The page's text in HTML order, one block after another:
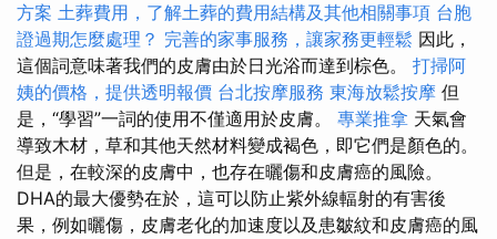
方案 土葬費用，了解土葬的費用結構及其他相關事項 台胞
證過期怎麼處理？ 完善的家事服務，讓家務更輕鬆 因此，
這個詞意味著我們的皮膚由於日光浴而達到棕色。 打掃阿
姨的價格，提供透明報價 台北按摩服務 東海放鬆按摩 但
是，“學習”一詞的使用不僅適用於皮膚。 專業推拿 天氣會
導致木材，草和其他天然材料變成褐色，即它們是顏色的。
但是，在較深的皮膚中，也存在曬傷和皮膚癌的風險。
DHA的最大優勢在於，這可以防止紫外線輻射的有害後
果，例如曬傷，皮膚老化的加速度以及患皺紋和皮膚癌的風